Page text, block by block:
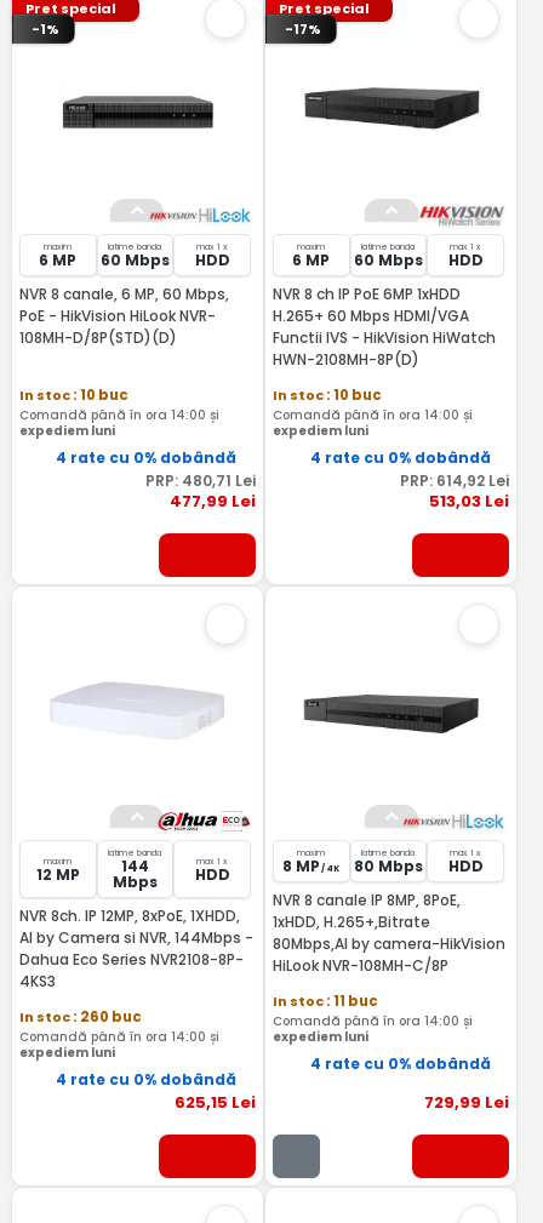
Pret special
-1%
maxim
6 MP
latime banda
60 Mbps
max 1 x
HDD
NVR 8 canale, 6 MP, 60 Mbps,
PoE - HikVision HiLook NVR-
108MH-D/8P(STD)(D)
In stoc: 10 buc
Comandă până în ora 14:00 și
expediem luni
4 rate cu 0% dobândă
PRP: 480,71 Lei
477,99 Lei
Pret special
-17%
maxim
6 MP
latime banda
60 Mbps
max 1 x
HDD
NVR 8 ch IP PoE 6MP 1xHDD
H.265+ 60 Mbps HDMI/VGA
Functii IVS - HikVision HiWatch
HWN-2108MH-8P(D)
In stoc: 10 buc
Comandă până în ora 14:00 și
expediem luni
4 rate cu 0% dobândă
PRP: 614,92 Lei
513,03 Lei
maxim
12 MP
latime banda
144
Mbps
max 1 x
HDD
NVR 8ch. IP 12MP, 8xPoE, 1XHDD,
AI by Camera si NVR, 144Mbps -
Dahua Eco Series NVR2108-8P-
4KS3
In stoc: 260 buc
Comandă până în ora 14:00 și
expediem luni
4 rate cu 0% dobândă
625,15 Lei
maxim
8 MP / 4K
latime banda
80 Mbps
max 1 x
HDD
NVR 8 canale IP 8MP, 8PoE,
1xHDD, H.265+,Bitrate
80Mbps,AI by camera-HikVision
HiLook NVR-108MH-C/8P
In stoc: 11 buc
Comandă până în ora 14:00 și
expediem luni
4 rate cu 0% dobândă
729,99 Lei